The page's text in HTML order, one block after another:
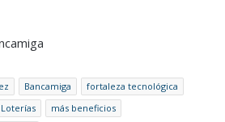
Bancamiga
fortaleza tecnológica
Loterías
más beneficios